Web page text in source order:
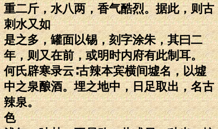
重二斤，水八两，香气酷烈。据此，则古
刺水又如
是之多，罐面以锡，刻字涂朱，其曰二
年，则又在前，或明时内府有此制耳。
何氏辟寒录云∶古辣本宾横间墟名，以墟
中之泉酿酒。埋之地中，日足取出，名古
辣泉。
色